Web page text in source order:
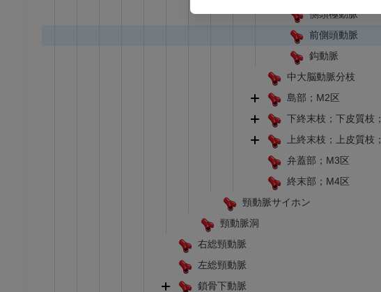
側頭極動脈
前側頭動脈
鈎動脈
中大脳動脈分枝
島部；M2区
下終末枝；下皮質枝
上終末枝；上皮質枝
弁蓋部；M3区
終末部；M4区
頸動脈サイホン
頸動脈洞
右総頸動脈
左総頸動脈
鎖骨下動脈
イ
プ